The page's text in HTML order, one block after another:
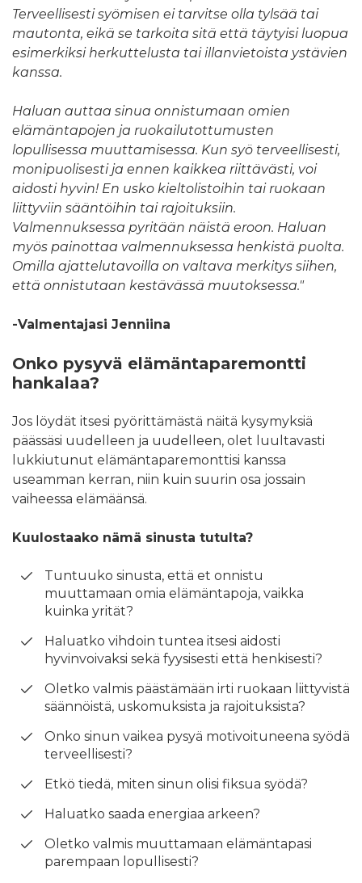
Terveellisesti syömisen ei tarvitse olla tylsää tai
mautonta, eikä se tarkoita sitä että täytyisi luopua
esimerkiksi herkuttelusta tai illanvietoista ystävien
kanssa.
Haluan auttaa sinua onnistumaan omien
elämäntapojen ja ruokailutottumusten
lopullisessa muuttamisessa. Kun syö terveellisesti,
monipuolisesti ja ennen kaikkea riittävästi, voi
aidosti hyvin! En usko kieltolistoihin tai ruokaan
liittyviin sääntöihin tai rajoituksiin.
Valmennuksessa pyritään näistä eroon. Haluan
myös painottaa valmennuksessa henkistä puolta.
Omilla ajattelutavoilla on valtava merkitys siihen,
että onnistutaan kestävässä muutoksessa."
-Valmentajasi Jenniina
Onko pysyvä elämäntaparemontti
hankalaa?
Jos löydät itsesi pyörittämästä näitä kysymyksiä
päässäsi uudelleen ja uudelleen, olet luultavasti
lukkiutunut elämäntaparemonttisi kanssa
useamman kerran, niin kuin suurin osa jossain
vaiheessa elämäänsä.
Kuulostaako nämä sinusta tutulta?
Tuntuuko sinusta, että et onnistu
muuttamaan omia elämäntapoja, vaikka
kuinka yrität?
Haluatko vihdoin tuntea itsesi aidosti
hyvinvoivaksi sekä fyysisesti että henkisesti?
Oletko valmis päästämään irti ruokaan liittyvistä
säännöistä, uskomuksista ja rajoituksista?
Onko sinun vaikea pysyä motivoituneena syödä
terveellisesti?
Etkö tiedä, miten sinun olisi fiksua syödä?
Haluatko saada energiaa arkeen?
Oletko valmis muuttamaan elämäntapasi
parempaan lopullisesti?